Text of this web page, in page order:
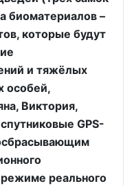
биоматериалов –
которые будут
и тяжёлых
особей,
Виктория,
GPS-
реального